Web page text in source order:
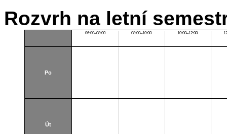
Rozvrh na letní
06:00–08:00 08:00–10:00 10:00–12:00
Po
Út